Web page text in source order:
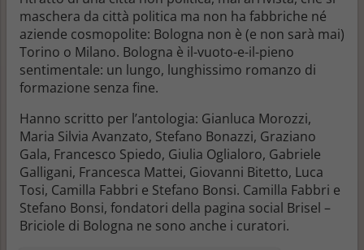
maschera da città politica ma non ha fabbriche né
aziende cosmopolite: Bologna non è (e non sarà mai)
Torino o Milano. Bologna è il-vuoto-e-il-pieno
sentimentale: un lungo, lunghissimo romanzo di
formazione senza fine.
Hanno scritto per l’antologia: Gianluca Morozzi,
Maria Silvia Avanzato, Stefano Bonazzi, Graziano
Gala, Francesco Spiedo, Giulia Oglialoro, Gabriele
Galligani, Francesca Mattei, Giovanni Bitetto, Luca
Tosi, Camilla Fabbri e Stefano Bonsi. Camilla Fabbri e
Stefano Bonsi, fondatori della pagina social Brisel –
Briciole di Bologna ne sono anche i curatori.